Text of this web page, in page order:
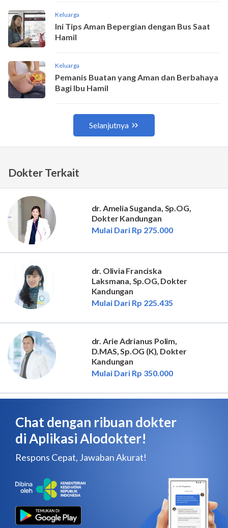
Dokter Terkait